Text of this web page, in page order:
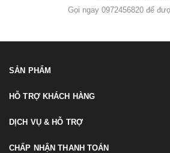
Gọi ngay 0972456820 để
SẢN PHẨM
HỖ TRỢ KHÁCH HÀNG
DỊCH VỤ & HỖ TRỢ
CHẤP NHẬN THANH TOÁN